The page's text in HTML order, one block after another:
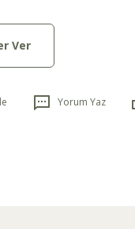
Ver
Yorum Yaz